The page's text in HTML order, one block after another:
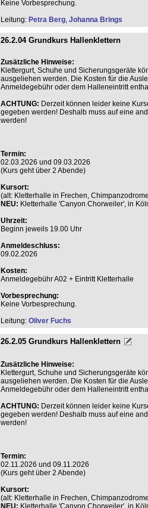
Keine Vorbesprechung.
Leitung: Petra Berg, Johanna Brings
26.2.04 Grundkurs Hallenklettern
Zusätzliche Hinweise:
Klettergurt, Schuhe und Sicherungsgeräte
ausgeliehen werden. Die Kosten für die
Anmeldegebühr oder dem Halleneintritt
ACHTUNG: Derzeit können leider keine
gegeben werden! Deshalb muss auf eine
werden!
Termin:
02.03.2026 und 09.03.2026
(Kurs geht über 2 Abende)
Kursort:
(alt: Kletterhalle in Frechen,
NEU: Kletterhalle 'Canyon Chorweiler', in
Uhrzeit:
Beginn jeweils 19.00 Uhr
Anmeldeschluss:
09.02.2026
Kosten:
Anmeldegebühr A02 + Eintritt Kletterhalle
Vorbesprechung:
Keine Vorbesprechung.
Leitung: Oliver Fuchs
26.2.05 Grundkurs Hallenklettern
Zusätzliche Hinweise:
Klettergurt, Schuhe und Sicherungsgeräte
ausgeliehen werden. Die Kosten für die
Anmeldegebühr oder dem Halleneintritt
ACHTUNG: Derzeit können leider keine
gegeben werden! Deshalb muss auf eine
werden!
Termin:
02.11.2026 und 09.11.2026
(Kurs geht über 2 Abende)
Kursort:
(alt: Kletterhalle in Frechen,
NEU: Kletterhalle 'Canyon Chorweiler', in